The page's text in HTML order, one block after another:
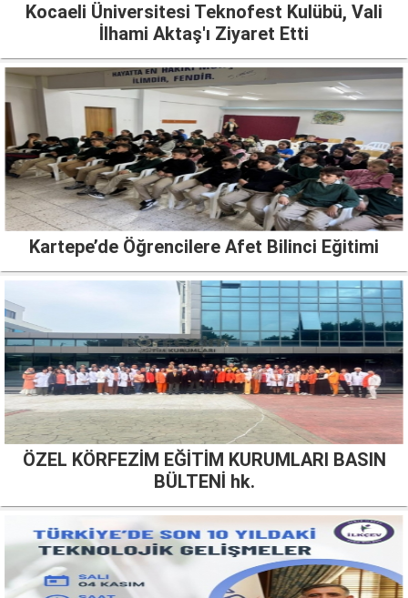
Kocaeli Üniversitesi Teknofest Kulübü, Vali
İlhami Aktaş'ı Ziyaret Etti
Kartepe’de Öğrencilere Afet Bilinci Eğitimi
ÖZEL KÖRFEZİM EĞİTİM KURUMLARI BASIN
BÜLTENİ hk.